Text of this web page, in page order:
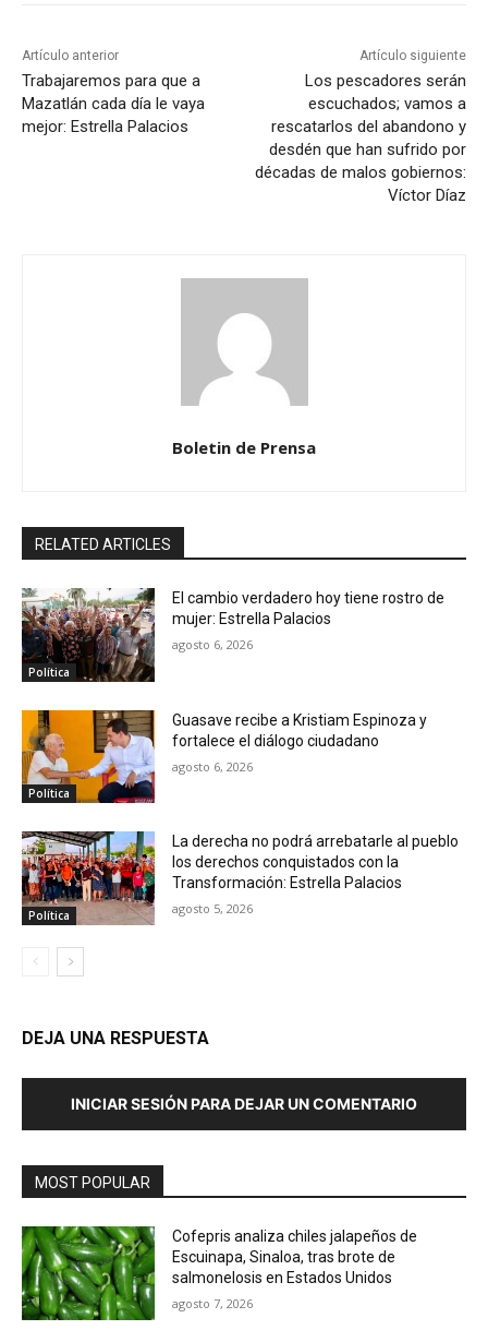
Artículo anterior
Trabajaremos para que a
Mazatlán cada día le vaya
mejor: Estrella Palacios
Artículo siguiente
Los pescadores serán
escuchados; vamos a
rescatarlos del abandono y
desdén que han sufrido por
décadas de malos gobiernos:
Víctor Díaz
Boletin de Prensa
RELATED ARTICLES
Política
El cambio verdadero hoy tiene rostro de
mujer: Estrella Palacios
agosto 6, 2026
Política
Guasave recibe a Kristiam Espinoza y
fortalece el diálogo ciudadano
agosto 6, 2026
Política
La derecha no podrá arrebatarle al pueblo
los derechos conquistados con la
Transformación: Estrella Palacios
agosto 5, 2026
DEJA UNA RESPUESTA
INICIAR SESIÓN PARA DEJAR UN COMENTARIO
MOST POPULAR
Cofepris analiza chiles jalapeños de
Escuinapa, Sinaloa, tras brote de
salmonelosis en Estados Unidos
agosto 7, 2026